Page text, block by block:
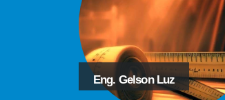
Eng. Gelson Luz